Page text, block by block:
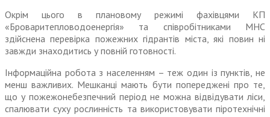
Окрім цього в плановому режимі фахівцями КП
«Броваритепловодоенергія» та співробітниками МНС
здійснена перевірка пожежних гідрантів міста, які повин ні
завжди знаходитись у повній готовності.
Інформаційна робота з населенням – теж один із пунктів, не
менш важливих. Мешканці мають бути попереджені про те,
що у пожежонебезпечний період не можна відвідувати ліси,
спалювати суху рослинність та використовувати піротехнічні